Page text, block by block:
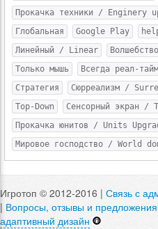
Прокачка техники / Enginery
Глобальная
Google Play
Линейный / Linear
Только мышь
Всегда реал-тайм
Стратегия
Сюрреализм /
Top-Down
Сенсорный экран /
Прокачка юнитов / Units
Мировое господство / World
Игротоп © 2012-2016 | Связь с
| Вопросы, отзывы и предложения
адаптивный дизайн